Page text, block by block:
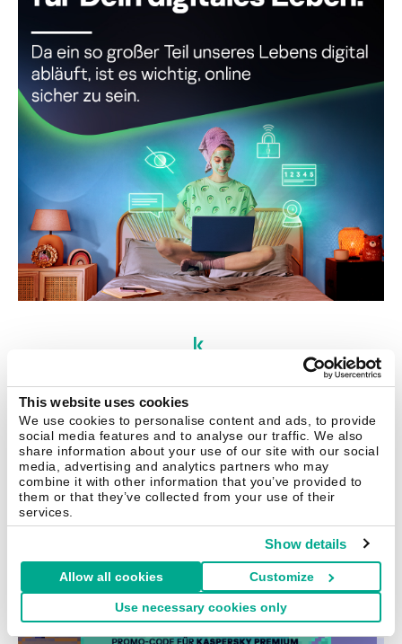
This website uses cookies
We use cookies to personalise content and ads, to provide
social media features and to analyse our traffic. We also
share information about your use of our site with our social
media, advertising and analytics partners who may
combine it with other information that you’ve provided to
them or that they’ve collected from your use of their
services.
Show details
Allow all cookies Customize
Use necessary cookies only
Chatbots Dating Doxing Engine
KI
Künstliche Intelligenz
Online-Dating
Persönliche Daten
Pornos
Privatsphäre